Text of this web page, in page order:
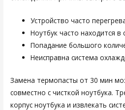
Устройство часто
Ноутбук часто находится
Попадание большого
Неисправна система
Замена термопасты от 30 мин
совместно с чисткой ноутбука.
корпус ноутбука и извлекать